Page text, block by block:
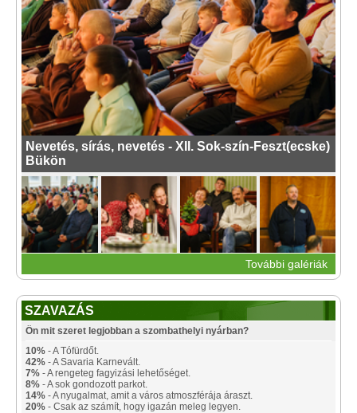
Nevetés, sírás, nevetés - XII. Sok-szín-Feszt(ecske)
Bükön
További galériák
SZAVAZÁS
Ön mit szeret legjobban a szombathelyi nyárban?
10% - A Tófürdőt.
42% - A Savaria Karnevált.
7% - A rengeteg fagyizási lehetőséget.
8% - A sok gondozott parkot.
14% - A nyugalmat, amit a város atmoszférája áraszt.
20% - Csak az számít, hogy igazán meleg legyen.